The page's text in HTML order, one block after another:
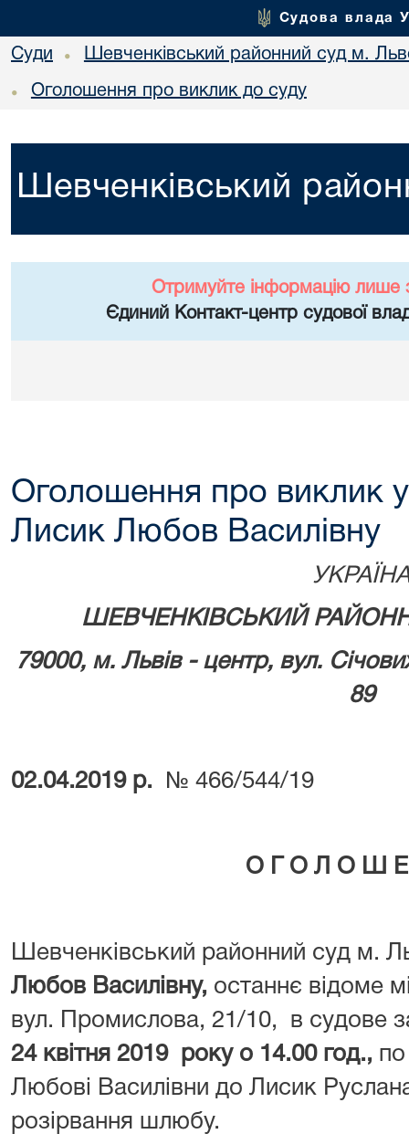
Судова влада
Суди • Шевченківський районний суд м.
• Оголошення про виклик до суду
Шевченківський
Отримуйте інформацію лише
Єдиний Контакт-центр судової
Оголошення про виклик у
Лисик Любов Василівну
ШЕВЧЕНКІВСЬКИЙ
79000, м. Львів - центр, вул.
89
02.04.2019 р. № 466/544/19
О Г О Л О Ш
Шевченківський районний суд м.
Любов Василівну, останнє відоме
вул. Промислова, 21/10, в судове
24 квітня 2019 року о 14.00 год.,
Любові Василівни до Лисик
розірвання шлюбу.